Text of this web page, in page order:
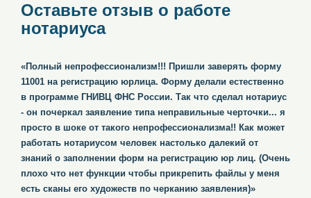
Оставьте отзыв о работе
нотариуса
«Полный непрофессионализм!!! Пришли заверять форму
11001 на регистрацию юрлица. Форму делали естественно
в программе ГНИВЦ ФНС России. Так что сделал нотариус
- он почеркал заявление типа неправильные черточки... я
просто в шоке от такого непрофессионализма!! Как может
работать нотариусом человек настолько далекий от
знаний о заполнении форм на регистрацию юр лиц. (Очень
плохо что нет функции чтобы прикрепить файлы у меня
есть сканы его художеств по черканию заявления)»